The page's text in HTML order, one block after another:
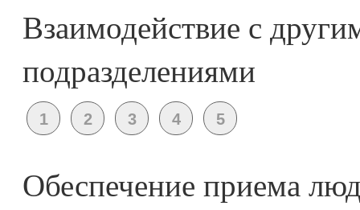
Взаимодействие с
подразделениями
Обеспечение приема